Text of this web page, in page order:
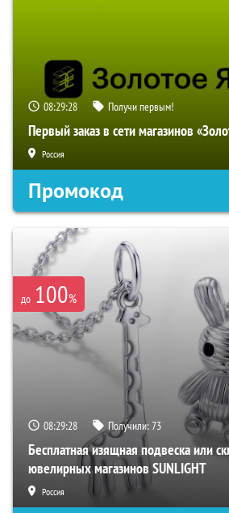
08:29:28 Получи первым!
Первый заказ в сети магазинов
Россия
Промокод
до 100%
08:29:28 Получили:73
Бесплатная изящная подвеска или
ювелирных магазинов SUNLIGHT
Россия